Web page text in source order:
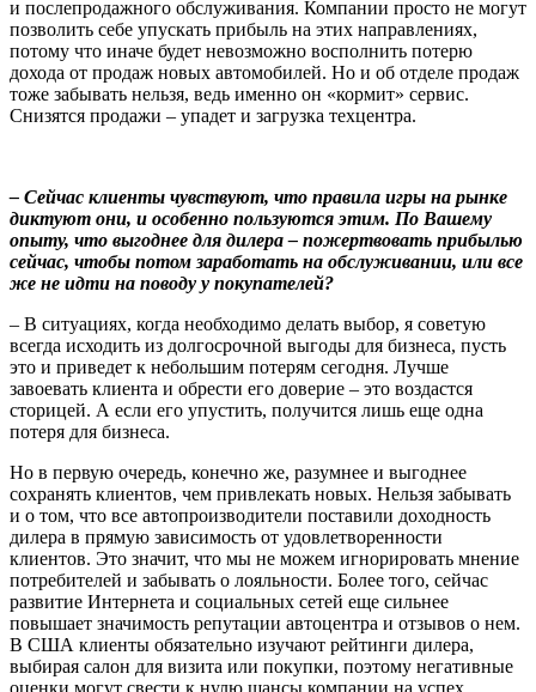
и послепродажного обслуживания. Компании просто не могут
позволить себе упускать прибыль на этих направлениях,
потому что иначе будет невозможно восполнить потерю
дохода от продаж новых автомобилей. Но и об отделе продаж
тоже забывать нельзя, ведь именно он «кормит» сервис.
Снизятся продажи – упадет и загрузка техцентра.
– Сейчас клиенты чувствуют, что правила игры на рынке
диктуют они, и особенно пользуются этим. По Вашему
опыту, что выгоднее для дилера – пожертвовать прибылью
сейчас, чтобы потом заработать на обслуживании, или все
же не идти на поводу у покупателей?
– В ситуациях, когда необходимо делать выбор, я советую
всегда исходить из долгосрочной выгоды для бизнеса, пусть
это и приведет к небольшим потерям сегодня. Лучше
завоевать клиента и обрести его доверие – это воздастся
сторицей. А если его упустить, получится лишь еще одна
потеря для бизнеса.
Но в первую очередь, конечно же, разумнее и выгоднее
сохранять клиентов, чем привлекать новых. Нельзя забывать
и о том, что все автопроизводители поставили доходность
дилера в прямую зависимость от удовлетворенности
клиентов. Это значит, что мы не можем игнорировать мнение
потребителей и забывать о лояльности. Более того, сейчас
развитие Интернета и социальных сетей еще сильнее
повышает значимость репутации автоцентра и отзывов о нем.
В США клиенты обязательно изучают рейтинги дилера,
выбирая салон для визита или покупки, поэтому негативные
оценки могут свести к нулю шансы компании на успех.